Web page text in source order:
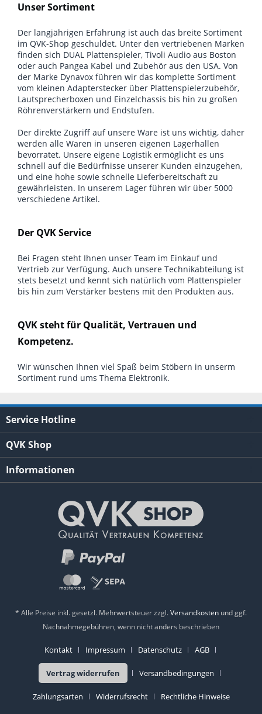
Unser Sortiment
Der langjährigen Erfahrung ist auch das breite Sortiment
im QVK-Shop geschuldet. Unter den vertriebenen Marken
finden sich DUAL Plattenspieler, Tivoli Audio aus Boston
oder auch Pangea Kabel und Zubehör aus den USA. Von
der Marke Dynavox führen wir das komplette Sortiment
vom kleinen Adapterstecker über Plattenspielerzubehör,
Lautsprecherboxen und Einzelchassis bis hin zu großen
Röhrenverstärkern und Endstufen.
Der direkte Zugriff auf unsere Ware ist uns wichtig, daher
werden alle Waren in unseren eigenen Lagerhallen
bevorratet. Unsere eigene Logistik ermöglicht es uns
schnell auf die Bedürfnisse unserer Kunden einzugehen,
und eine hohe sowie schnelle Lieferbereitschaft zu
gewährleisten. In unserem Lager führen wir über 5000
verschiedene Artikel.
Der QVK Service
Bei Fragen steht Ihnen unser Team im Einkauf und
Vertrieb zur Verfügung. Auch unsere Technikabteilung ist
stets besetzt und kennt sich natürlich vom Plattenspieler
bis hin zum Verstärker bestens mit den Produkten aus.
QVK steht für Qualität, Vertrauen und
Kompetenz.
Wir wünschen Ihnen viel Spaß beim Stöbern in unserm
Sortiment rund ums Thema Elektronik.
Service Hotline
QVK Shop
Informationen
* Alle Preise inkl. gesetzl. Mehrwertsteuer zzgl.Versandkosten und ggf.
Nachnahmegebühren, wenn nicht anders beschrieben
Kontakt Impressum Datenschutz AGB
Vertrag widerrufen Versandbedingungen
Zahlungsarten Widerrufsrecht Rechtliche Hinweise